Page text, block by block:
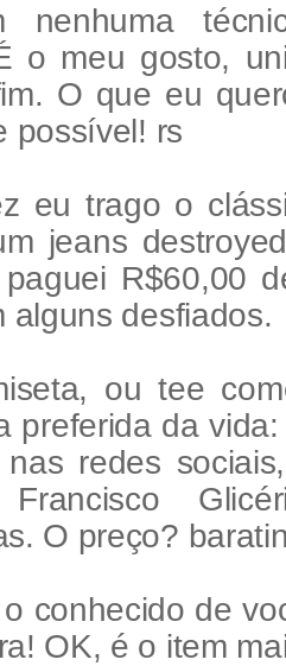
nenhuma
o meu gosto,
O que eu
possível! rs
eu trago o
jeans
R$60,00
alguns desfiados.
ou tee
preferida da
redes
Francisco
O preço?
conhecido de
OK, é o item